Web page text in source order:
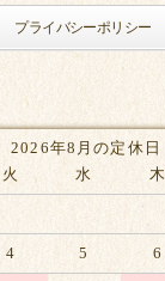
プライバシーポリシー
2026年8月の定休日
火 水 木
4 5 6